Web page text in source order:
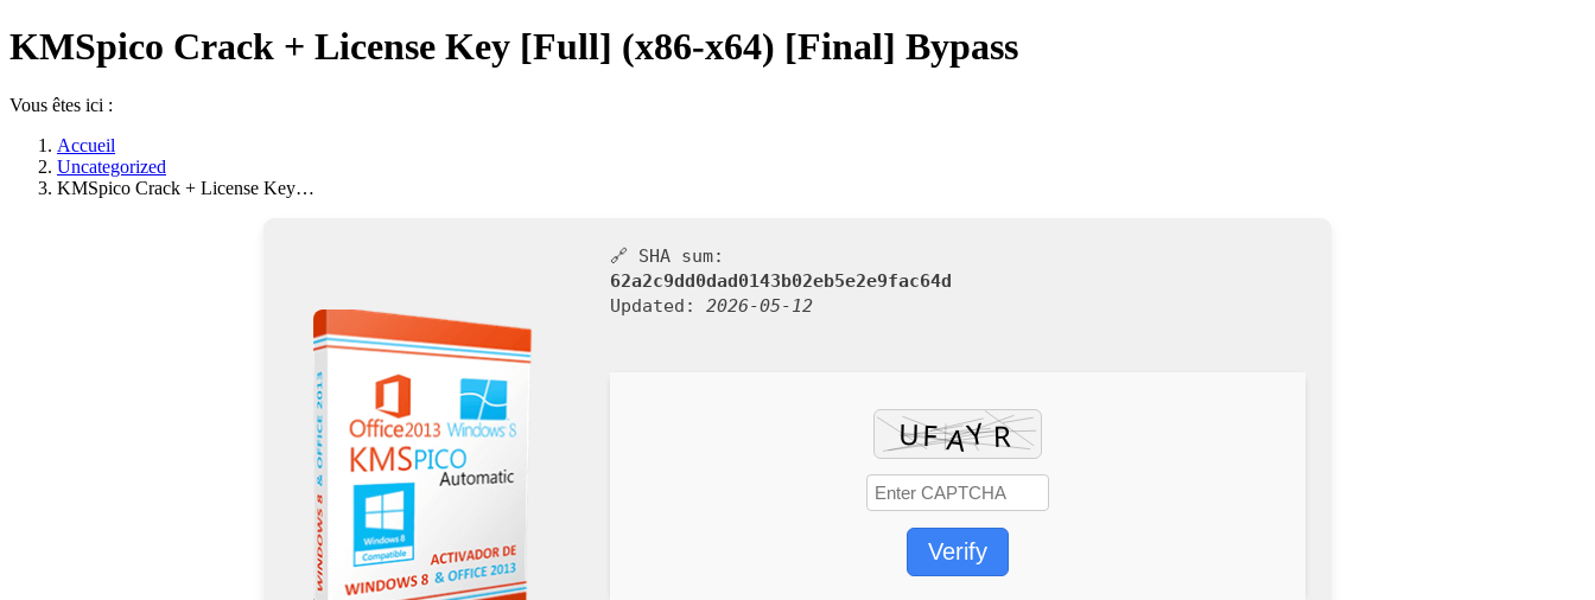
KMSpico Crack + License Key [Full] (x86-x64) [Final] Bypass
Vous êtes ici :
Accueil
Uncategorized
KMSpico Crack + License Key…
🔗 SHA sum:
62a2c9dd0dad0143b02eb5e2e9fac64d
Updated: 2026-05-12
Verify